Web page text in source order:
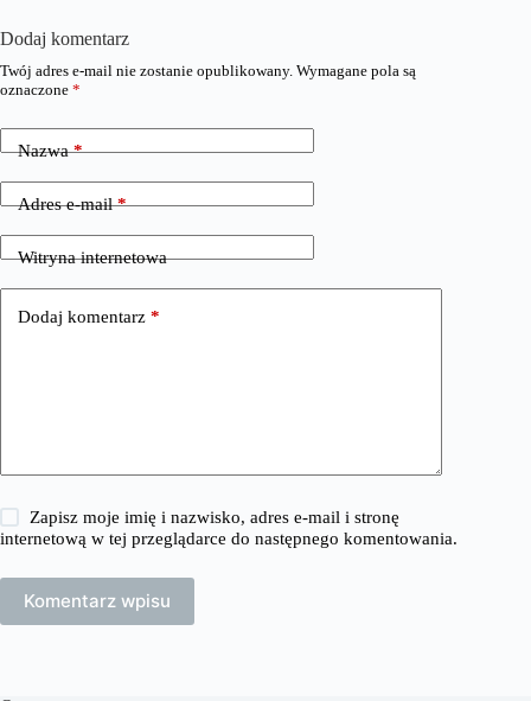
Dodaj komentarz
Twój adres e-mail nie zostanie opublikowany. Wymagane pola są
oznaczone *
Nazwa*
Adres e-mail*
Witryna internetowa
Dodaj komentarz *
Zapisz moje imię i nazwisko, adres e-mail i stronę
internetową w tej przeglądarce do następnego komentowania.
Komentarz wpisu